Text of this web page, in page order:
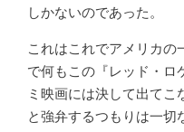
しかないのであった。
これはこれでアメリカ
で何もこの『レッド・ロ
ミ映画には決して出て
と強弁するつもりは一切